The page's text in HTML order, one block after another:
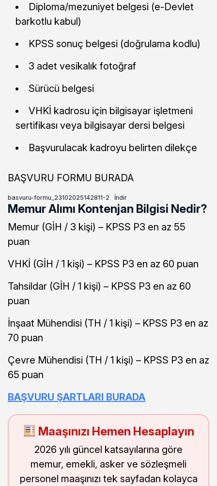
Diploma/mezuniyet belgesi (e-Devlet
barkotlu kabul)
KPSS sonuç belgesi (doğrulama kodlu)
3 adet vesikalık fotoğraf
Sürücü belgesi
VHKİ kadrosu için bilgisayar işletmeni
sertifikası veya bilgisayar dersi belgesi
Başvurulacak kadroyu belirten dilekçe
BAŞVURU FORMU BURADA
basvuru-formu_23102025142811-2 İndir
Memur Alımı Kontenjan Bilgisi Nedir?
Memur (GİH / 3 kişi) – KPSS P3 en az 55
puan
VHKİ (GİH / 1 kişi) – KPSS P3 en az 60 puan
Tahsildar (GİH / 1 kişi) – KPSS P3 en az 60
puan
İnşaat Mühendisi (TH / 1 kişi) – KPSS P3 en az
70 puan
Çevre Mühendisi (TH / 1 kişi) – KPSS P3 en az
65 puan
BAŞVURU ŞARTLARI BURADA
Maaşınızı Hemen Hesaplayın
2026 yılı güncel katsayılarına göre
memur, emekli, asker ve sözleşmeli
personel maaşınızı tek sayfadan kolayca